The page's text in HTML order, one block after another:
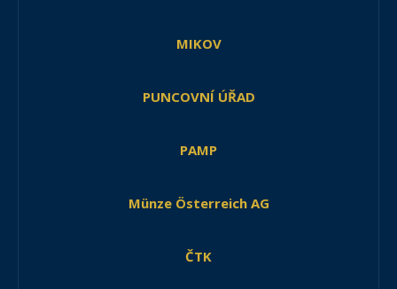
MIKOV
PUNCOVNÍ ÚŘAD
PAMP
Münze Österreich AG
ČTK